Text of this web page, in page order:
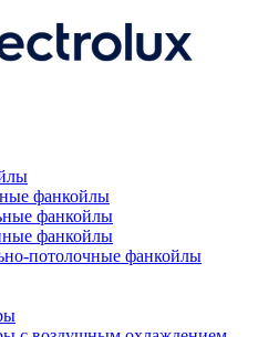
фанкойлы
фанкойлы
фанкойлы
потолочные фанкойлы